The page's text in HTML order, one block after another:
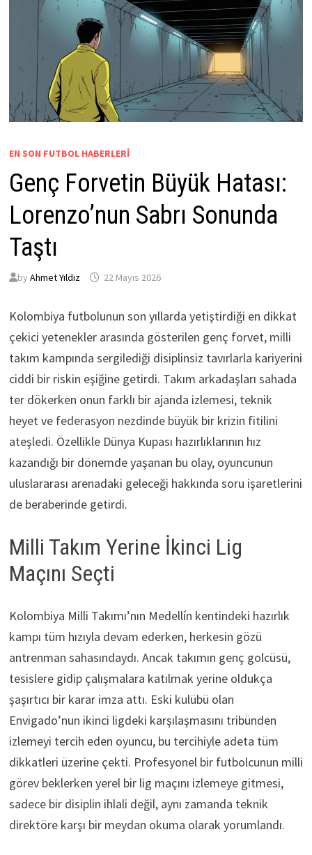
EN SON FUTBOL HABERLERI
Genç Forvetin Büyük Hatası:
Lorenzo’nun Sabrı Sonunda
Taştı
by Ahmet Yıldız 22 Mayıs 2026
Kolombiya futbolunun son yıllarda yetiştirdiği en dikkat
çekici yetenekler arasında gösterilen genç forvet, milli
takım kampında sergilediği disiplinsiz tavırlarla kariyerini
ciddi bir riskin eşiğine getirdi. Takım arkadaşları sahada
ter dökerken onun farklı bir ajanda izlemesi, teknik
heyet ve federasyon nezdinde büyük bir krizin fitilini
ateşledi. Özellikle Dünya Kupası hazırlıklarının hız
kazandığı bir dönemde yaşanan bu olay, oyuncunun
uluslararası arenadaki geleceği hakkında soru işaretlerini
de beraberinde getirdi.
Milli Takım Yerine İkinci Lig
Maçını Seçti
Kolombiya Milli Takımı’nın Medellín kentindeki hazırlık
kampı tüm hızıyla devam ederken, herkesin gözü
antrenman sahasındaydı. Ancak takımın genç golcüsü,
tesislere gidip çalışmalara katılmak yerine oldukça
şaşırtıcı bir karar imza attı. Eski kulübü olan
Envigado’nun ikinci ligdeki karşılaşmasını tribünden
izlemeyi tercih eden oyuncu, bu tercihiyle adeta tüm
dikkatleri üzerine çekti. Profesyonel bir futbolcunun milli
görev beklerken yerel bir lig maçını izlemeye gitmesi,
sadece bir disiplin ihlali değil, aynı zamanda teknik
direktöre karşı bir meydan okuma olarak yorumlandı.